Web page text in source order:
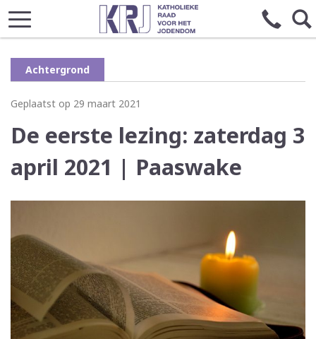
Achtergrond
Geplaatst op 29 maart 2021
De eerste lezing: zaterdag 3
april 2021 | Paaswake